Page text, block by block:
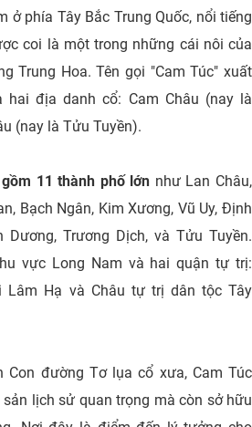
ở phía Tây Bắc Trung Quốc, nổi tiếng
coi là một trong những cái nôi của
Trung Hoa. Tên gọi "Cam Túc" xuất
địa danh cổ: Cam Châu (nay là
(nay là Tửu Tuyền).
11 thành phố lớn như Lan Châu,
Bạch Ngân, Kim Xương, Vũ Uy, Định
Dương, Trương Dịch, và Tửu Tuyền.
vực Long Nam và hai quận tự trị:
Lâm Hạ và Châu tự trị dân tộc Tây
Con đường Tơ lụa cổ xưa, Cam Túc
lịch sử quan trọng mà còn sở hữu